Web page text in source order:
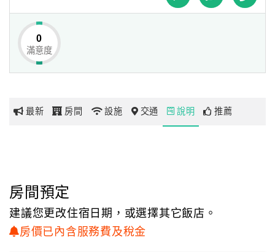
網
玩
地
圖
顧
旅人們可趁著日頭未出至菓葉賞日出，夕則可至隘門沙灘散
策，
或至林投公園享受涼爽林蔭，感受澎湖湖西的緩慢生活步
調。
型，
和樸實的人文風情帶入房內，
更將湖西鄉的悠閒愜意完全展露無遺。
0
滿意度
最新 房間 設施 交通 說明 推薦
房間預定
建議您更改住宿日期，或選擇其它飯店。
房價已內含服務費及稅金